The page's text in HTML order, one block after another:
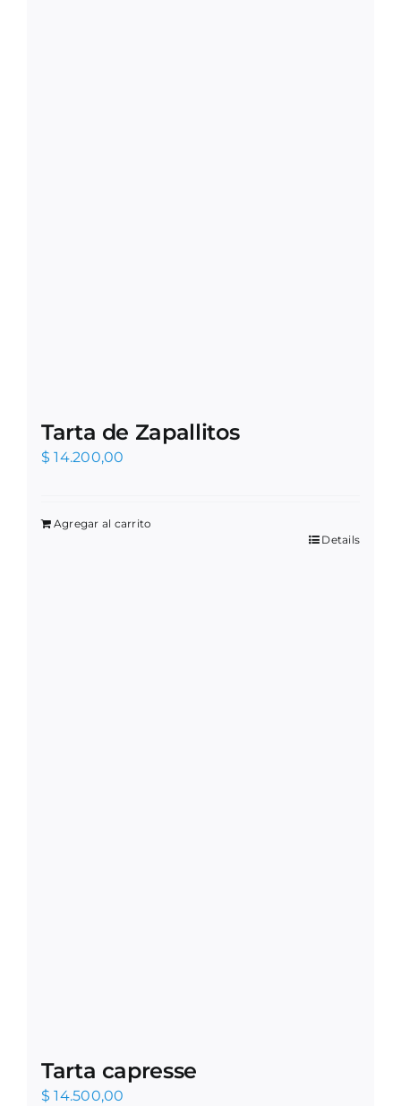
Tarta de Zapallitos
$ 14.200,00
Agregar al carrito
Details
Tarta capresse
$ 14.500,00